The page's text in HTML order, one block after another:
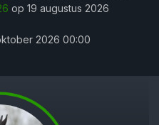
op 19 augustus 2026
2026 00:00